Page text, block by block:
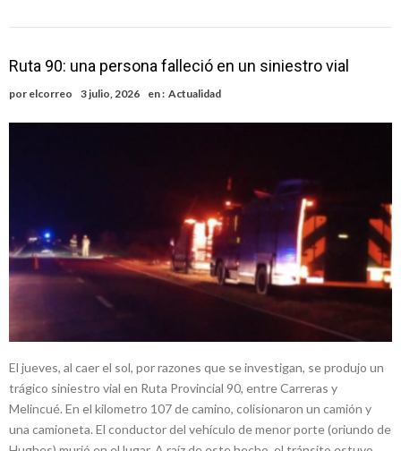
Ruta 90: una persona falleció en un siniestro vial
por elcorreo 3 julio, 2026 en : Actualidad
El jueves, al caer el sol, por razones que se investigan, se produjo un
trágico siniestro vial en Ruta Provincial 90, entre Carreras y
Melincué. En el kilometro 107 de camino, colisionaron un camión y
una camioneta. El conductor del vehículo de menor porte (oriundo de